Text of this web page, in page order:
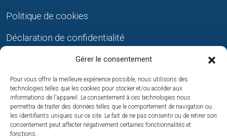
Gérer le consentement
Pour vous offrir la meilleure expérience possible, nous utilisons des
technologies telles que les cookies pour stocker et/ou accéder aux
informations de l'appareil. Le consentement à ces technologies nous
permettra de traiter des données telles que le comportement de navigation ou
les identifiants uniques sur ce site. Le fait de ne pas consentir ou de retirer son
consentement peut affecter négativement certaines fonctionnalités et
fonctions.
Politique de cookies
Déclaration de confidentialité
NOUS JOINDRE
Édifice du Nouvel-Envol
Point de service de Beauharnois